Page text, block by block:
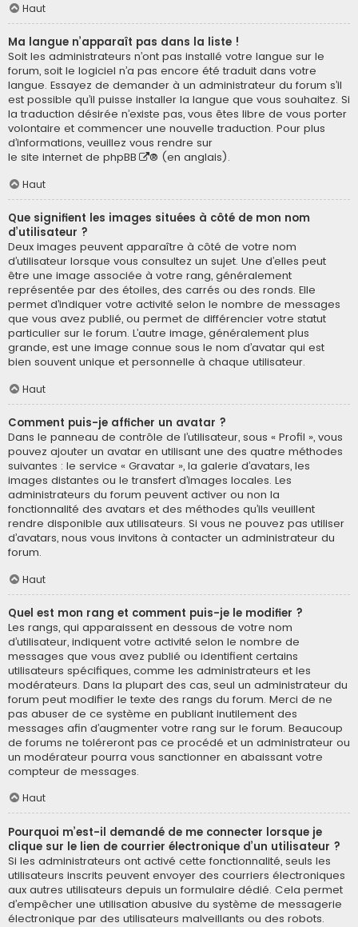
Haut
Ma langue n’apparaît pas dans la liste !
Soit les administrateurs n’ont pas installé votre langue sur le
forum, soit le logiciel n’a pas encore été traduit dans votre
langue. Essayez de demander à un administrateur du forum s’il
est possible qu’il puisse installer la langue que vous souhaitez. Si
la traduction désirée n’existe pas, vous êtes libre de vous porter
volontaire et commencer une nouvelle traduction. Pour plus
d’informations, veuillez vous rendre sur
le site internet de phpBB
® (en anglais).
Haut
Que signifient les images situées à côté de mon nom
d’utilisateur ?
Deux images peuvent apparaître à côté de votre nom
d’utilisateur lorsque vous consultez un sujet. Une d’elles peut
être une image associée à votre rang, généralement
représentée par des étoiles, des carrés ou des ronds. Elle
permet d’indiquer votre activité selon le nombre de messages
que vous avez publié, ou permet de différencier votre statut
particulier sur le forum. L’autre image, généralement plus
grande, est une image connue sous le nom d’avatar qui est
bien souvent unique et personnelle à chaque utilisateur.
Haut
Comment puis-je afficher un avatar ?
Dans le panneau de contrôle de l’utilisateur, sous « Profil », vous
pouvez ajouter un avatar en utilisant une des quatre méthodes
suivantes : le service « Gravatar », la galerie d’avatars, les
images distantes ou le transfert d’images locales. Les
administrateurs du forum peuvent activer ou non la
fonctionnalité des avatars et des méthodes qu’ils veuillent
rendre disponible aux utilisateurs. Si vous ne pouvez pas utiliser
d’avatars, nous vous invitons à contacter un administrateur du
forum.
Haut
Quel est mon rang et comment puis-je le modifier ?
Les rangs, qui apparaissent en dessous de votre nom
d’utilisateur, indiquent votre activité selon le nombre de
messages que vous avez publié ou identifient certains
utilisateurs spécifiques, comme les administrateurs et les
modérateurs. Dans la plupart des cas, seul un administrateur du
forum peut modifier le texte des rangs du forum. Merci de ne
pas abuser de ce système en publiant inutilement des
messages afin d’augmenter votre rang sur le forum. Beaucoup
de forums ne toléreront pas ce procédé et un administrateur ou
un modérateur pourra vous sanctionner en abaissant votre
compteur de messages.
Haut
Pourquoi m’est-il demandé de me connecter lorsque je
clique sur le lien de courrier électronique d’un utilisateur ?
Si les administrateurs ont activé cette fonctionnalité, seuls les
utilisateurs inscrits peuvent envoyer des courriers électroniques
aux autres utilisateurs depuis un formulaire dédié. Cela permet
d’empêcher une utilisation abusive du système de messagerie
électronique par des utilisateurs malveillants ou des robots.